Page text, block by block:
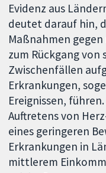
Evidenz aus
deutet darauf hin,
Maßnahmen
zum Rückgang von
Zwischenfällen
Erkrankungen,
Ereignissen,
Auftretens von
eines geringeren
Erkrankungen in
mittlerem